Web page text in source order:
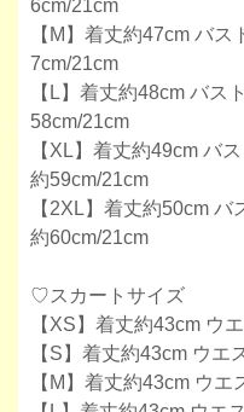
6cm/21cm
【M】着丈約47cm バ
7cm/21cm
【L】着丈約48cm バス
58cm/21cm
【XL】着丈約49cm バ
約59cm/21cm
【2XL】着丈約50cm
約60cm/21cm
♡スカートサイズ
【XS】着丈約43cm ウ
【S】着丈約43cm ウエ
【M】着丈約43cm ウエ